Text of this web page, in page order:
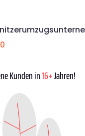
Kunden in16+Jahren!